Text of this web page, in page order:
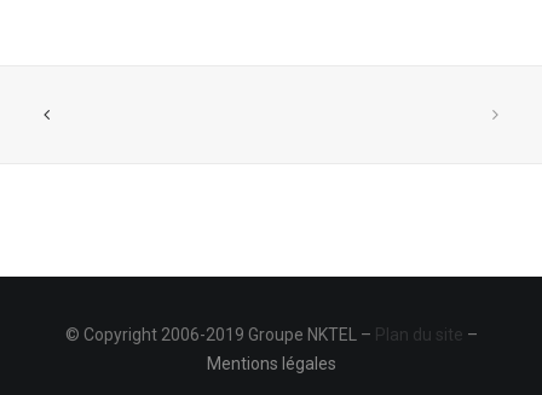
© Copyright 2006-2019 Groupe NKTEL – Plan du site –
Mentions légales